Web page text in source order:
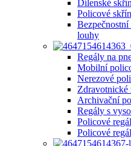
Dílenské
Policové
louhy
Regály na
Mobilní
Nerezové
Zdravotnické
Archivační
Regály s
Policové
Policové